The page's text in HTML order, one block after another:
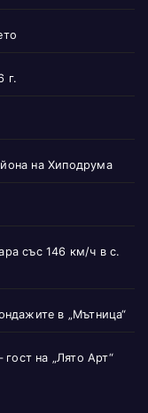
г.
на Хиподрума
със 146 км/ч в с.
в „Мътница“
на „Лято Арт“